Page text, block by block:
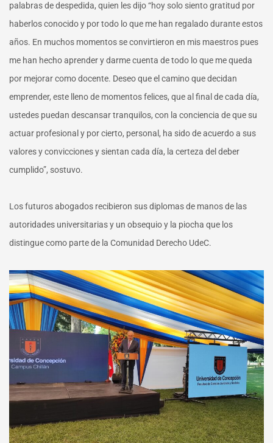
palabras de despedida, quien les dijo “hoy solo siento gratitud por
haberlos conocido y por todo lo que me han regalado durante estos
años. En muchos momentos se convirtieron en mis maestros pues
me han hecho aprender y darme cuenta de todo lo que me queda
por mejorar como docente. Deseo que el camino que decidan
emprender, este lleno de momentos felices, que al final de cada día,
ustedes puedan descansar tranquilos, con la conciencia de que su
actuar profesional y por cierto, personal, ha sido de acuerdo a sus
valores y convicciones y sientan cada día, la certeza del deber
cumplido”, sostuvo.
Los futuros abogados recibieron sus diplomas de manos de las
autoridades universitarias y un obsequio y la piocha que los
distingue como parte de la Comunidad Derecho UdeC.